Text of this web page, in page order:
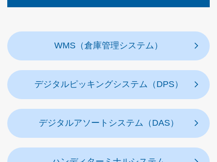
WMS（倉庫管理システム）
デジタルピッキングシステム（DPS）
デジタルアソートシステム（DAS）